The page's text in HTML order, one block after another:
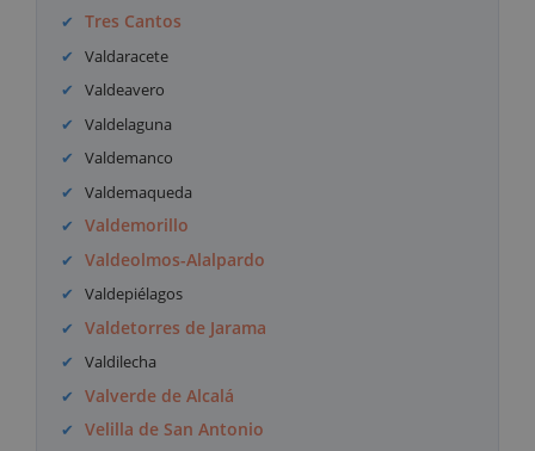
Tres Cantos
Valdaracete
Valdeavero
Valdelaguna
Valdemanco
Valdemaqueda
Valdemorillo
Valdeolmos-Alalpardo
Valdepiélagos
Valdetorres de Jarama
Valdilecha
Valverde de Alcalá
Velilla de San Antonio